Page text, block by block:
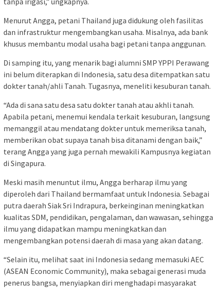
Menurut Angga, petani Thailand juga didukung oleh fasilitas
dan infrastruktur mengembangkan usaha. Misalnya, ada bank
khusus membantu modal usaha bagi petani tanpa anggunan.
Di samping itu, yang menarik bagi alumni SMP YPPI Perawang
ini belum diterapkan di Indonesia, satu desa ditempatkan satu
dokter tanah/ahli Tanah. Tugasnya, meneliti kesuburan tanah.
“Ada di sana satu desa satu dokter tanah atau akhli tanah.
Apabila petani, menemui kendala terkait kesuburan, langsung
memanggil atau mendatang dokter untuk memeriksa tanah,
memberikan obat supaya tanah bisa ditanami dengan baik,”
terang Angga yang juga pernah mewakili Kampusnya kegiatan
di Singapura.
Meski masih menuntut ilmu, Angga berharap ilmu yang
diperoleh dari Thailand bermamfaat untuk Indonesia. Sebagai
putra daerah Siak Sri Indrapura, berkeinginan meningkatkan
kualitas SDM, pendidikan, pengalaman, dan wawasan, sehingga
ilmu yang didapatkan mampu meningkatkan dan
mengembangkan potensi daerah di masa yang akan datang.
“Selain itu, melihat saat ini Indonesia sedang memasuki AEC
(ASEAN Economic Community), maka sebagai generasi muda
penerus bangsa, menyiapkan diri menghadapi masyarakat